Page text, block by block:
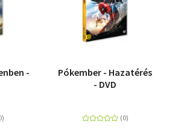
-
Pókember - Hazatérés
- DVD